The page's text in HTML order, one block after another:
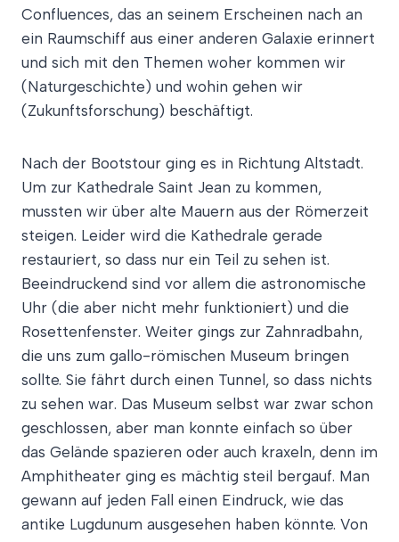
Confluences, das an seinem Erscheinen nach an
ein Raumschiff aus einer anderen Galaxie erinnert
und sich mit den Themen woher kommen wir
(Naturgeschichte) und wohin gehen wir
(Zukunftsforschung) beschäftigt.
Nach der Bootstour ging es in Richtung Altstadt.
Um zur Kathedrale Saint Jean zu kommen,
mussten wir über alte Mauern aus der Römerzeit
steigen. Leider wird die Kathedrale gerade
restauriert, so dass nur ein Teil zu sehen ist.
Beeindruckend sind vor allem die astronomische
Uhr (die aber nicht mehr funktioniert) und die
Rosettenfenster. Weiter gings zur Zahnradbahn,
die uns zum gallo-römischen Museum bringen
sollte. Sie fährt durch einen Tunnel, so dass nichts
zu sehen war. Das Museum selbst war zwar schon
geschlossen, aber man konnte einfach so über
das Gelände spazieren oder auch kraxeln, denn im
Amphitheater ging es mächtig steil bergauf. Man
gewann auf jeden Fall einen Eindruck, wie das
antike Lugdunum ausgesehen haben könnte. Von